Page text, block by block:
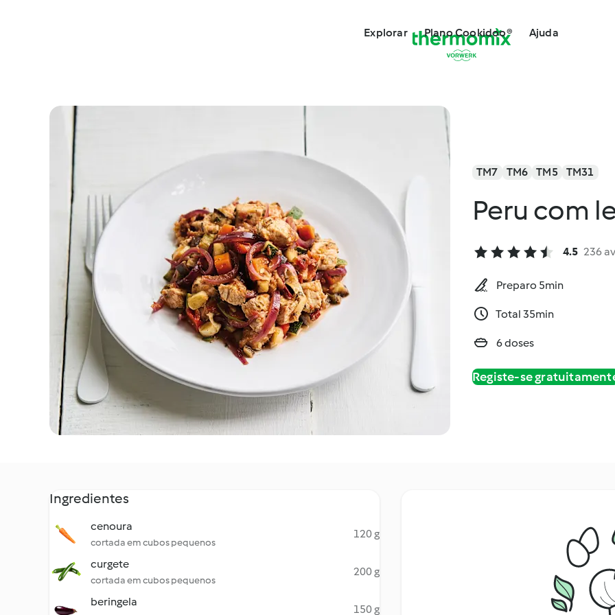
Explorar Plano Cookidoo® Ajuda
TM7 TM6 TM5 TM31
Peru com
4.5 236
Preparo 5min
Total 35min
6 doses
Registe-se
Ingredientes
cenoura
cortada em cubos pequenos
120 g
curgete
cortada em cubos pequenos
200 g
beringela
150 g